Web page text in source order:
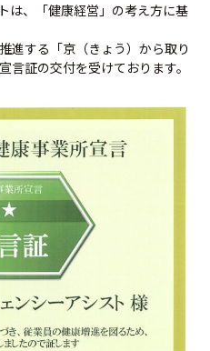
は、「健康経営」の考え方に基
進する「京（きょう）から取り
言証の交付を受けております。